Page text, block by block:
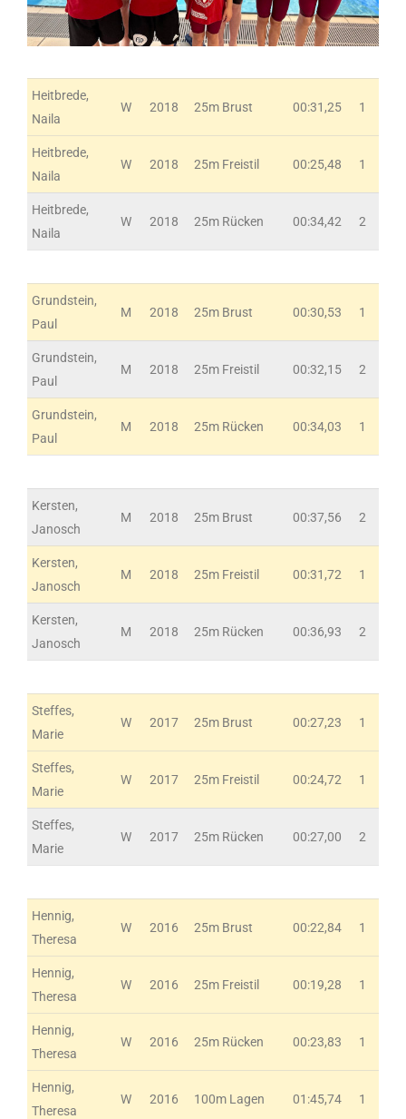
Heitbrede,
Naila
W 2018 25m Brust 00:31,25 1
Heitbrede,
Naila
W 2018 25m Freistil 00:25,48 1
Heitbrede,
Naila
W 2018 25m Rücken 00:34,42 2
Grundstein,
Paul
M 2018 25m Brust 00:30,53 1
Grundstein,
Paul
M 2018 25m Freistil 00:32,15 2
Grundstein,
Paul
M 2018 25m Rücken 00:34,03 1
Kersten,
Janosch
M 2018 25m Brust 00:37,56 2
Kersten,
Janosch
M 2018 25m Freistil 00:31,72 1
Kersten,
Janosch
M 2018 25m Rücken 00:36,93 2
Steffes,
Marie
W 2017 25m Brust 00:27,23 1
Steffes,
Marie
W 2017 25m Freistil 00:24,72 1
Steffes,
Marie
W 2017 25m Rücken 00:27,00 2
Hennig,
Theresa
W 2016 25m Brust 00:22,84 1
Hennig,
Theresa
W 2016 25m Freistil 00:19,28 1
Hennig,
Theresa
W 2016 25m Rücken 00:23,83 1
Hennig,
Theresa
W 2016 100m Lagen 01:45,74 1